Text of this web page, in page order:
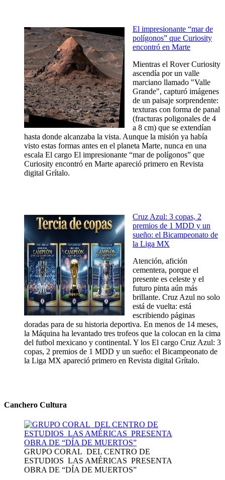
El impresionante “mar de
polígonos” que Curiosity
encontró en Marte
Mientras el Rover Curiosity
ascendía por un valle
marciano llamado "Valle
Grande", capturó imágenes
de un paisaje sorprendente:
texturas con forma de panal
(fracturas poligonales de 4
a 8 cm) que se extendían
hasta donde alcanzaba la vista. Aunque la misión ya había
visto estas formas antes en el planeta Marte, nunca en una
escala El cargo El impresionante “mar de polígonos” que
Curiosity encontró en Marte apareció primero en Revista
digital Grítalo.
Cruz Azul: 3 copas, 2
premios de 1 MDD y un
sueño: el Bicampeonato de
la Liga MX
Atención, afición
cementera, porque el
presente es celeste y el
futuro pinta aún más
brillante. Cruz Azul no solo
está de vuelta: está
escribiendo páginas
doradas para de su historia deportiva. En menos de 14 meses,
la Máquina ha levantado tres trofeos que la colocan en la cima
del futbol mexicano y continental. Y los El cargo Cruz Azul: 3
copas, 2 premios de 1 MDD y un sueño: el Bicampeonato de
la Liga MX apareció primero en Revista digital Grítalo.
Canchero Cultura
GRUPO CORAL DEL CENTRO DE
ESTUDIOS LAS AMÉRICAS PRESENTA
OBRA DE “DÍA DE MUERTOS”